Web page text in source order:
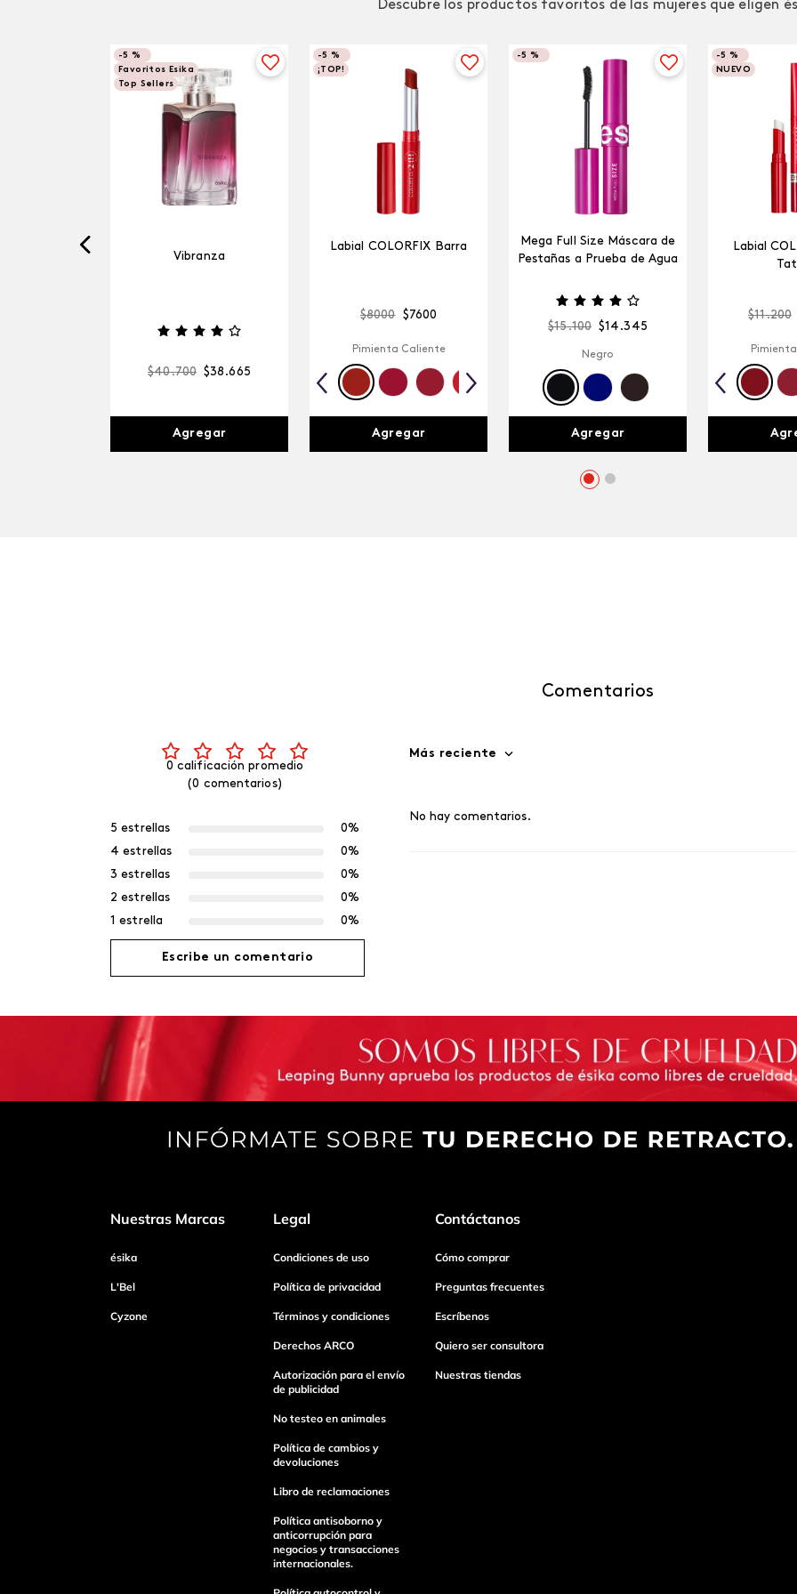
Descubre los productos favoritos de las mujeres que eligen
-5 %
Favoritos Esika
Top Sellers
Vibranza
$40.700 $38 .665
Agregar
-5 %
¡TOP!
Labial COLORFIX Barra
$8000 $7600
Pimienta Caliente
Agregar
-5 %
Mega Full Size Máscara de
Pestañas a Prueba de Agua
$15.100 $14 .345
Negro
Agregar
-5 %
NUEVO
Labial
$11.200
Comentarios
0 calificación promedio
(0 comentarios)
5 estrellas
0%
4 estrellas
0%
3 estrellas
0%
2 estrellas
0%
1 estrella
0%
Escribe un comentario
Agregar comentario
Título
Escribe un comentario
Enviar Comentario
Más reciente
No hay comentarios.
Nuestras Marcas
ésika
L'Bel
Cyzone
Legal
Condiciones de uso
Política de privacidad
Términos y condiciones
Derechos ARCO
Autorización para el envío
de publicidad
No testeo en animales
Política de cambios y
devoluciones
Libro de reclamaciones
Política antisoborno y
anticorrupción para
negocios y transacciones
internacionales.
Contáctanos
Cómo comprar
Preguntas frecuentes
Escríbenos
Quiero ser consultora
Nuestras tiendas